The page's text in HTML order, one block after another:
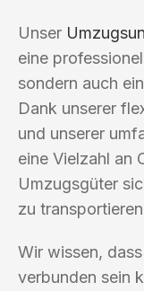
Unser
eine
sondern auch
Dank unserer
und unserer
eine Vielzahl an
Umzugsgüter
zu
Wir wissen,
verbunden sein